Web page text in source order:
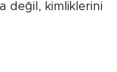
değil, kimliklerini